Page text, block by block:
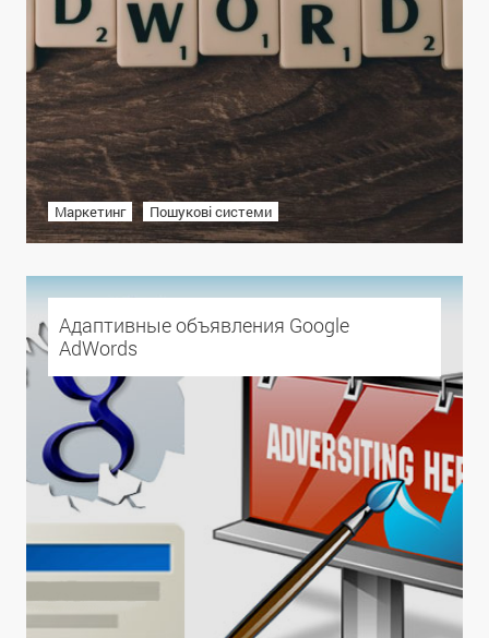
Маркетинг Пошукові системи
Адаптивные объявления Google
AdWords